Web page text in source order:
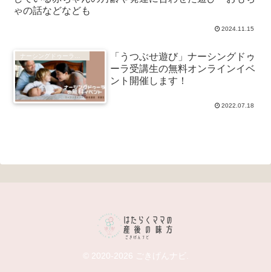
ゃの話などなども
2024.11.15
ナーシングドゥーラ®受講生イベント
「うつぶせ遊び」ナーシングドゥ
ーラ受講生の無料オンラインイベ
ント開催します！
2022.07.18
© 2020-2026 ごきげんナビ.